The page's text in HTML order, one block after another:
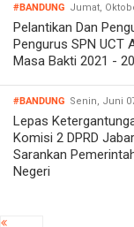
#BANDUNG Jumat,
Pelantikan Dan
Pengurus SPN UCT
Masa Bakti 2021 -
#BANDUNG Senin, Juni
Lepas
Komisi 2 DPRD
Sarankan
Negeri